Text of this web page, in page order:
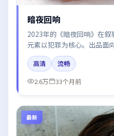
暗夜回响
2023年的《暗夜回响》在
元素以犯罪为核心。出品面
拓哉、秦海璐所饰角色推动
论。
高清
流畅
2.6万
33个月前
最新